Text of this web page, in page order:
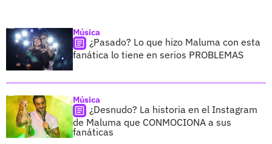
Música
¿Pasado? Lo que hizo Maluma con esta
fanática lo tiene en serios PROBLEMAS
Música
¿Desnudo? La historia en el Instagram
de Maluma que CONMOCIONA a sus
fanáticas